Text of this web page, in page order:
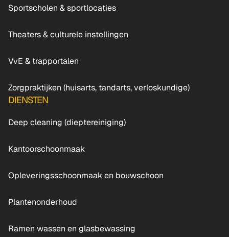
Sportscholen & sportlocaties
Theaters & culturele instellingen
VvE & trapportalen
Zorgpraktijken (huisarts, tandarts, verloskundige)
DIENSTEN
Deep cleaning (dieptereiniging)
Kantoorschoonmaak
Opleveringsschoonmaak en bouwschoon
Plantenonderhoud
Ramen wassen en glasbewassing